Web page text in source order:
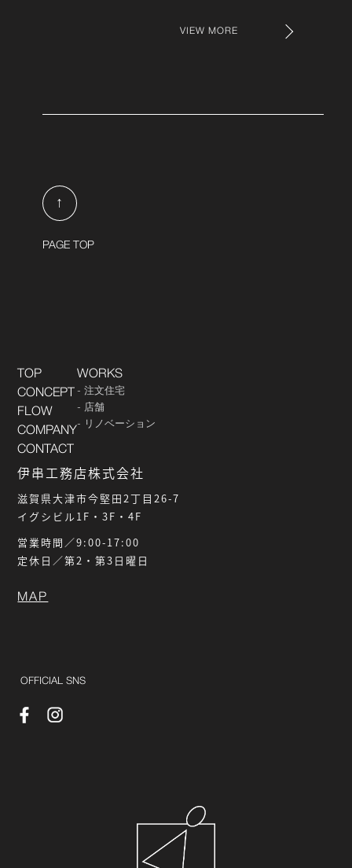
VIEW MORE
↑
PAGE TOP
TOP
CONCEPT
FLOW
COMPANY
CONTACT
WORKS
注文住宅
店舗
リノベーション
MAP
伊串工務店株式会社
滋賀県大津市今堅田2丁目26-7
イグシビル1F・3F・4F
営業時間／9:00-17:00
定休日／第2・第3日曜日
OFFICIAL SNS